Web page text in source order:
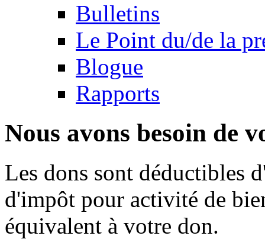
Bulletins
Le Point du/de la
Blogue
Rapports
Nous avons besoin de
Les dons sont déductibles
d'impôt pour activité de
équivalent à votre don.